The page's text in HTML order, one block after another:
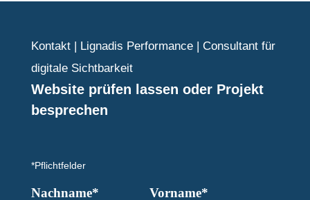
Kontakt | Lignadis Performance | Consultant für
digitale Sichtbarkeit
Website prüfen lassen oder Projekt
besprechen
*Pflichtfelder
Nachname* Vorname*